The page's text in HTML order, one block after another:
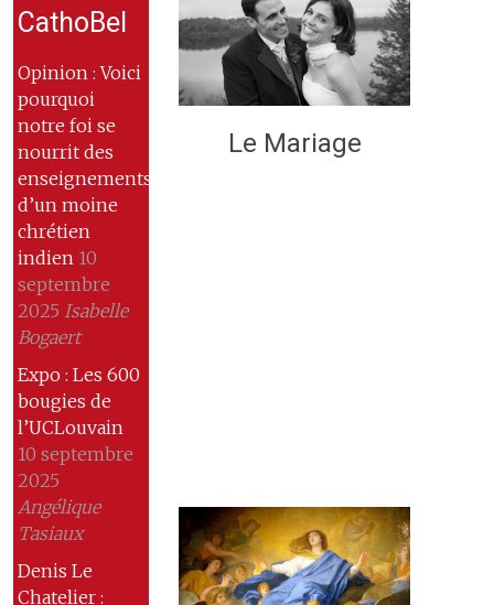
CathoBel
Opinion : Voici
pourquoi
notre foi se
nourrit des
enseignements
d’un moine
chrétien
indien 10
septembre
2025 Isabelle
Bogaert
Expo : Les 600
bougies de
l’UCLouvain
10 septembre
2025
Angélique
Tasiaux
Denis Le
Chatelier :
Le Mariage